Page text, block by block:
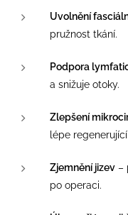
Uvolnění
pružnost tkání.
Podpora
a snižuje otoky.
Zlepšení
lépe
Zjemnění jizev –
po operaci.